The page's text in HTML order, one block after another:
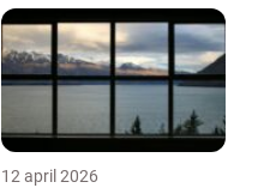
12 april 2026